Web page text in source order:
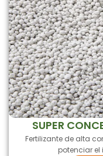
SUPER
Fertilizante de alta
potenciar el